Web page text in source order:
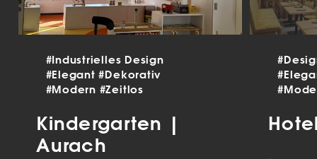
#Industrielles Design
#Elegant#Dekorativ
#Modern #Zeitlos
Kindergarten |
Aurach